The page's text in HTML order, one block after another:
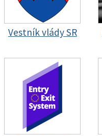
Vestník vlády SR